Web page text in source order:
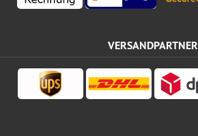
VERSANDPARTNER